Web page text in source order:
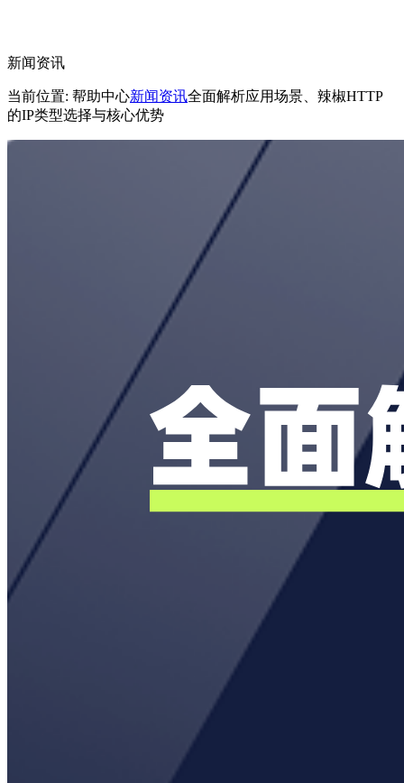
新闻资讯
当前位置: 帮助中心新闻资讯全面解析应用场景、辣椒HTTP
的IP类型选择与核心优势